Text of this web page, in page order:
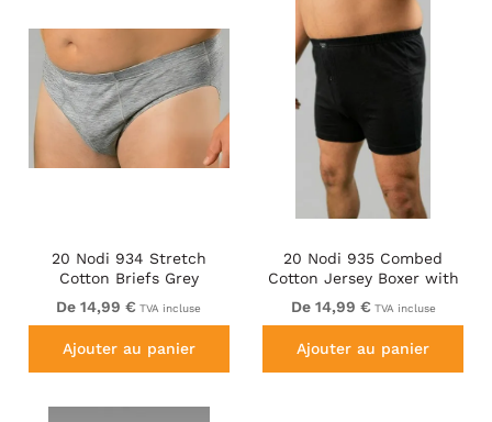
20 Nodi 934 Stretch
Cotton Briefs Grey
De 14,99 € TVA incluse
Ajouter au panier
20 Nodi 935 Combed
Cotton Jersey Boxer with
Front Button Fly Black
De 14,99 € TVA incluse
Ajouter au panier